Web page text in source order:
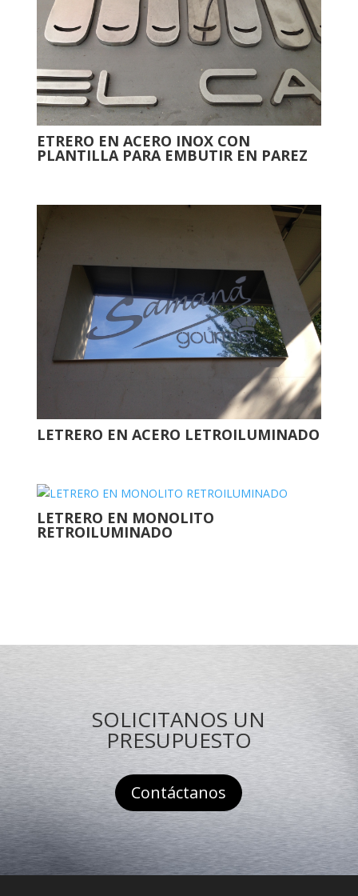
ETRERO EN ACERO INOX CON
PLANTILLA PARA EMBUTIR EN PAREZ
LETRERO EN ACERO LETROILUMINADO
LETRERO EN MONOLITO
RETROILUMINADO
SOLICITANOS UN
PRESUPUESTO
Contáctanos